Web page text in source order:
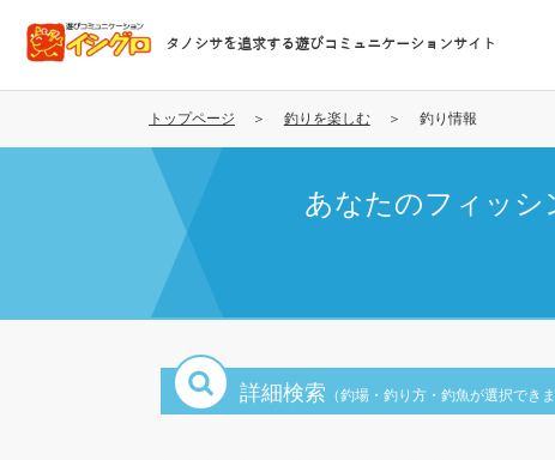
コ
テ
タノシサを追求する遊びコミュニケーションサイト
トップページ 釣りを楽しむ 釣り情報
あなたのフィッシ
詳細検索 （釣場・釣り方・釣魚が選択できま